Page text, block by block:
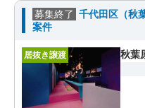
募集終了 千代田区（秋
案件
居抜き譲渡 秋葉